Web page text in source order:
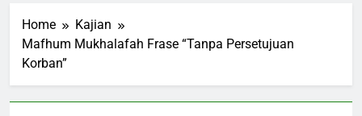
Home
Kajian
Mafhum Mukhalafah Frase “Tanpa Persetujuan
Korban”